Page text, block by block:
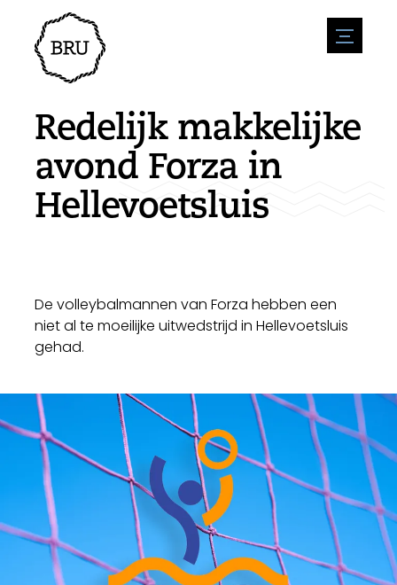
menu
Agenda
Evenement aanmelden
Overnachting
Natuur en water
Sport
Bezienswaardigheden
Bereikbaarheid
Parkeren
Leefomgeving
Ondernemen
Vacatures
Redelijk makkelijke
avond Forza in
Hellevoetsluis
De volleybalmannen van Forza hebben een
niet al te moeilijke uitwedstrijd in Hellevoetsluis
gehad.